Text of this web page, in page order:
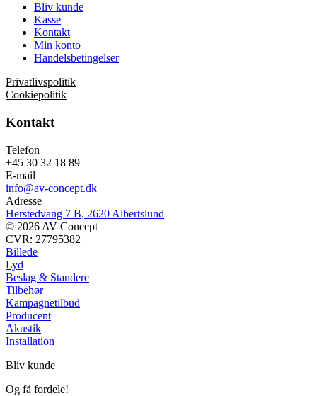
Bliv kunde
Kasse
Kontakt
Min konto
Handelsbetingelser
Privatlivspolitik
Cookiepolitik
Kontakt
Telefon
+45 30 32 18 89
E-mail
info@av-concept.dk
Adresse
Herstedvang 7 B, 2620 Albertslund
© 2026 AV Concept
CVR: 27795382
Billede
Lyd
Beslag & Standere
Tilbehør
Kampagnetilbud
Producent
Akustik
Installation
Bliv kunde
Og få fordele!